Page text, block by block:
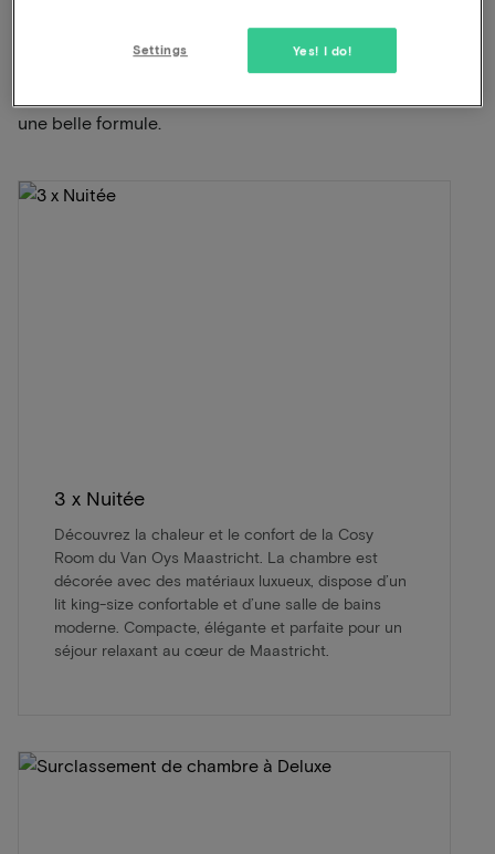
Cette formule pour 2 personnes comprend:
une belle formule.
3 x Nuitée
Découvrez la chaleur et le confort de la Cosy
Room du Van Oys Maastricht. La chambre est
décorée avec des matériaux luxueux, dispose d’un
lit king-size confortable et d’une salle de bains
moderne. Compacte, élégante et parfaite pour un
séjour relaxant au cœur de Maastricht.
Yes! I do!
Settings